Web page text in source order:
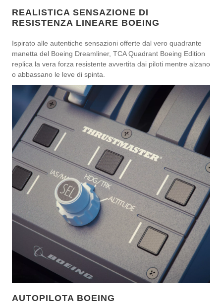
REALISTICA SENSAZIONE DI
RESISTENZA LINEARE BOEING
Ispirato alle autentiche sensazioni offerte dal vero quadrante
manetta del Boeing Dreamliner, TCA Quadrant Boeing Edition
replica la vera forza resistente avvertita dai piloti mentre alzano
o abbassano le leve di spinta.
AUTOPILOTA BOEING